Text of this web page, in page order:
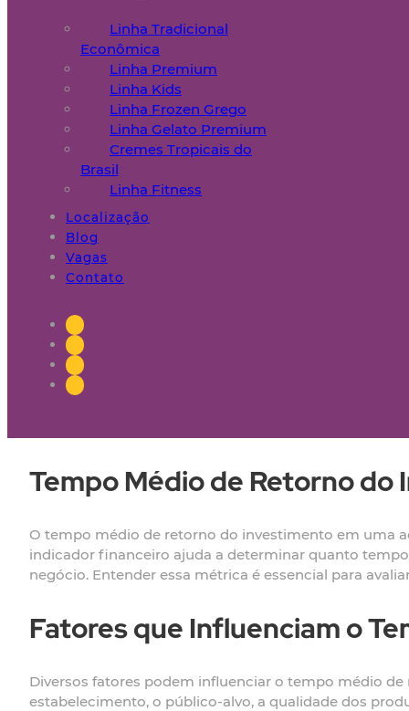
Linha Tradicional
Econômica
Linha Premium
Linha Kids
Linha Frozen Grego
Linha Gelato Premium
Cremes Tropicais do
Brasil
Linha Fitness
Localização
Blog
Vagas
Contato
Tempo Médio de Retorno
O tempo médio de retorno do investimento em uma
indicador financeiro ajuda a determinar quanto
negócio. Entender essa métrica é essencial para
Fatores que Influenciam o
Diversos fatores podem influenciar o tempo médio
estabelecimento, o público-alvo, a qualidade dos